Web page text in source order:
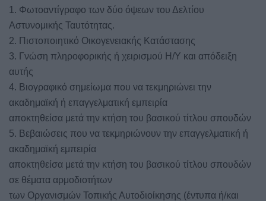
1. Φωτοαντίγραφο των δύο όψεων του Δελτίου
Αστυνομικής Ταυτότητας.
2. Πιστοποιητικό Οικογενειακής Κατάστασης
3. Γνώση πληροφορικής ή χειρισμού Η/Υ και απόδειξη
αυτής
4. Βιογραφικό σημείωμα που να τεκμηριώνει την
ακαδημαϊκή ή επαγγελματική εμπειρία
αποκτηθείσα μετά την κτήση του βασικού τίτλου σπουδών
5. Βεβαιώσεις που να τεκμηριώνουν την επαγγελματική ή
ακαδημαϊκή εμπειρία
αποκτηθείσα μετά την κτήση του βασικού τίτλου σπουδών
σε θέματα αρμοδιοτήτων
των Οργανισμών Τοπικής Αυτοδιοίκησης (έντυπα ή/και